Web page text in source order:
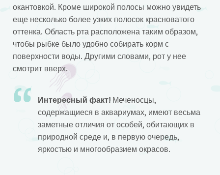
окантовкой. Кроме широкой полосы можно увидеть
еще несколько более узких полосок красноватого
оттенка. Область рта расположена таким образом,
чтобы рыбке было удобно собирать корм с
поверхности воды. Другими словами, рот у нее
смотрит вверх.
Интересный факт!Меченосцы,
содержащиеся в аквариумах, имеют весьма
заметные отличия от особей, обитающих в
природной среде и, в первую очередь,
яркостью и многообразием окрасов.